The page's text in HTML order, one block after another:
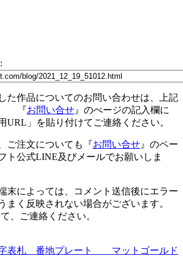
た作品についてのお問い合わせは、上記
『お問い合せ 』のぺージの記入欄に
URL」を貼り付けてご連絡ください。
ご注文についても『お問い合せ 』のペー
ト公式LINE及びメールでお願いしま
末によっては、コメント送信後にエラー
まく反映されない場合がございます。
、ご連絡ください。
字表札 番地プレート マットゴールド